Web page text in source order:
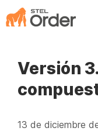
Saltar
al
Versión
13 de diciembre